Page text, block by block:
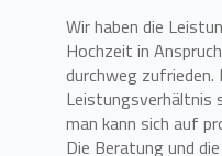
Wir haben die
Hochzeit in
durchweg
Leistungsverhältnis
man kann sich auf
Die Beratung und